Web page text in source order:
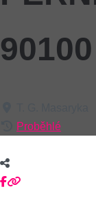
90100
Proběhlé